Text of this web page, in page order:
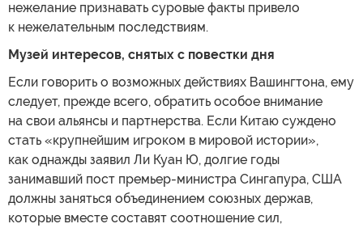
нежелание признавать суровые факты привело
к нежелательным последствиям.
Музей интересов, снятых с повестки дня
Если говорить о возможных действиях Вашингтона, ему
следует, прежде всего, обратить особое внимание
на свои альянсы и партнерства. Если Китаю суждено
стать «крупнейшим игроком в мировой истории»,
как однажды заявил Ли Куан Ю, долгие годы
занимавший пост премьер-министра Сингапура, США
должны заняться объединением союзных держав,
которые вместе составят соотношение сил,